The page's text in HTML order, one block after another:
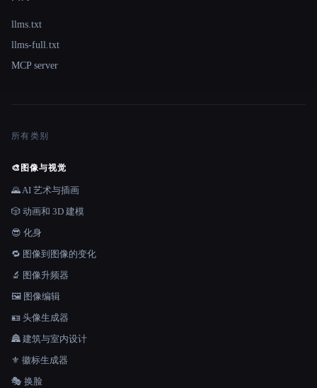
llms.txt
llms-full.txt
MCP server
所有类别
🎨 图像与视觉
🌄 AI 艺术与插画
🎲 动画和 3D 建模
😎 化身
🔁 图像到图像的变化
🔬 图像升频器
🖼️ 图像编辑
🪪 头像生成器
🏯 建筑与室内设计
⚜️ 徽标生成器
🎭 换脸